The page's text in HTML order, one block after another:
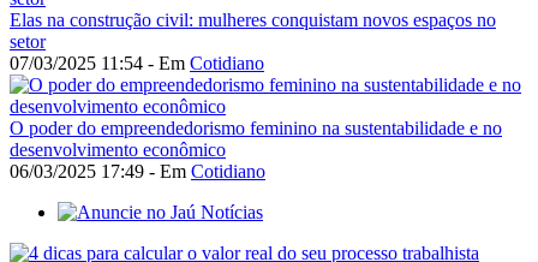
Elas na construção civil: mulheres conquistam novos espaços no
setor
07/03/2025 11:54 - Em Cotidiano
O poder do empreendedorismo feminino na sustentabilidade e no
desenvolvimento econômico
06/03/2025 17:49 - Em Cotidiano